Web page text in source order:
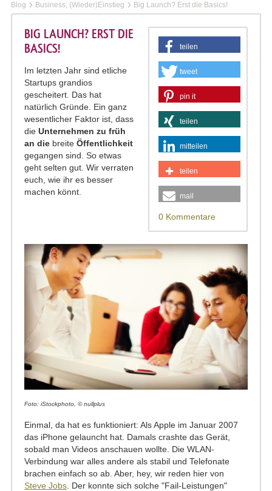
Blog
Business, (Wieder)Einstieg Big Launch? Erst die Basics!
teilen
tweet
pin it
teilen
mitteilen
teilen
mail
0 Kommentare
BIG LAUNCH? ERST DIE
BASICS!
Im letzten Jahr sind etliche
Startups grandios
gescheitert. Das hat
natürlich Gründe. Ein ganz
wesentlicher Faktor ist, dass
die Unternehmen zu früh
an die breite Öffentlichkeit
gegangen sind. So etwas
geht selten gut. Wir verraten
euch, wie ihr es besser
machen könnt.
Foto: iStockphoto, © nullplus
Einmal, da hat es funktioniert: Als Apple im Januar 2007
das iPhone gelauncht hat. Damals crashte das Gerät,
sobald man Videos anschauen wollte. Die WLAN-
Verbindung war alles andere als stabil und Telefonate
brachen einfach so ab. Aber, hey, wir reden hier von
Steve Jobs . Der konnte sich solche "Fail-Leistungen"